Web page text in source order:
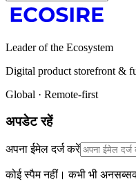
Leader of the Ecosystem
Digital product storefront &
Global · Remote-first
अपडेट रहें
अपना ईमेल दर्ज करें
कोई स्पैम नहीं। कभी भी